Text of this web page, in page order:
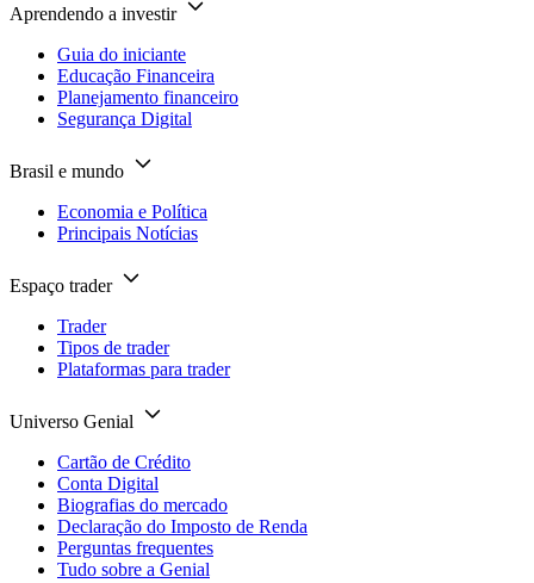
Aprendendo a investir
Guia do iniciante
Educação Financeira
Planejamento financeiro
Segurança Digital
Brasil e mundo
Economia e Política
Principais Notícias
Espaço trader
Trader
Tipos de trader
Plataformas para trader
Universo Genial
Cartão de Crédito
Conta Digital
Biografias do mercado
Declaração do Imposto de Renda
Perguntas frequentes
Tudo sobre a Genial